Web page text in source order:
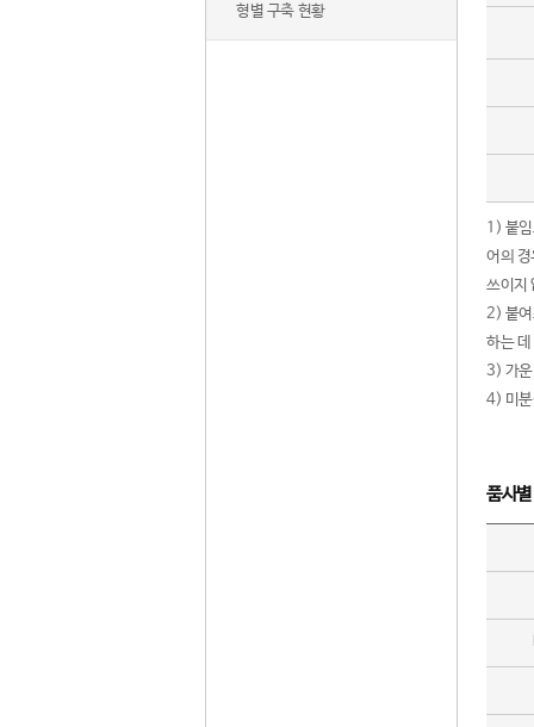
형별 구축 현황
1) 붙
어의
쓰이지
2) 붙여
하는
3) 가운
4) 미분
품사